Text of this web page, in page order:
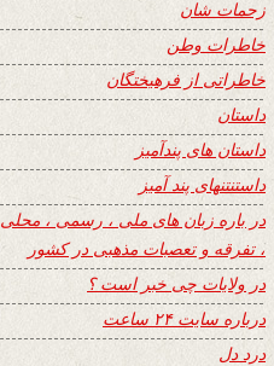
زحمات شان
خاطرات وطن
خاطراتی از فرهیختگان
داستان
داستان های پندآمیز
داستنتنهای پند آمیز
در باره زبان های ملی ، رسمی ، محلی
، تفرقه و تعصبات مذهبی در کشور
در ولایات چی خبر است ؟
درباره سایت ۲۴ ساعت
درد دل